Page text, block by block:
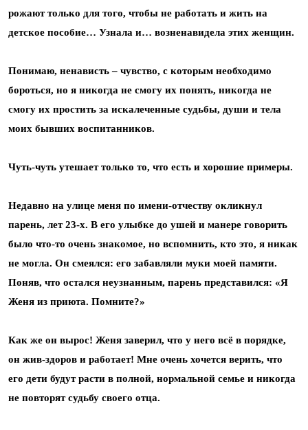
рожают только для того, чтобы не работать и жить на
детское пособие… Узнала и… возненавидела этих женщин.
Понимаю, ненависть – чувство, с которым необходимо
бороться, но я никогда не смогу их понять, никогда не
смогу их простить за искалеченные судьбы, души и тела
моих бывших воспитанников.
Чуть-чуть утешает только то, что есть и хорошие примеры.
Недавно на улице меня по имени-отчеству окликнул
парень, лет 23-х. В его улыбке до ушей и манере говорить
было что-то очень знакомое, но вспомнить, кто это, я никак
не могла. Он смеялся: его забавляли муки моей памяти.
Поняв, что остался неузнанным, парень представился: «Я
Женя из приюта. Помните?»
Как же он вырос! Женя заверил, что у него всё в порядке,
он жив-здоров и работает! Мне очень хочется верить, что
его дети будут расти в полной, нормальной семье и никогда
не повторят судьбу своего отца.